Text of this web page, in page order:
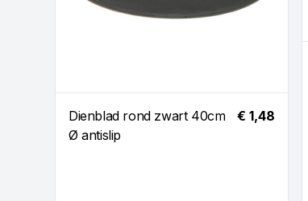
Dienblad rond zwart 40cm
Ø antislip
€ 1,48